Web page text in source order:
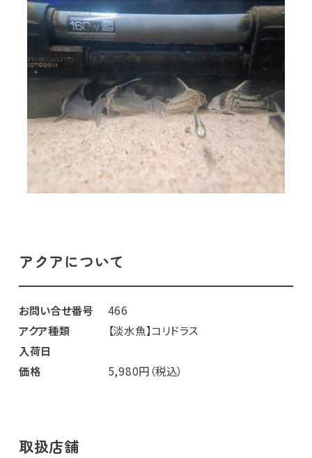
アクアについて
お問い合せ番号
466
アクア種類
【淡水魚】コリドラス
入荷日
価格
5,980円（税込）
取扱店舗